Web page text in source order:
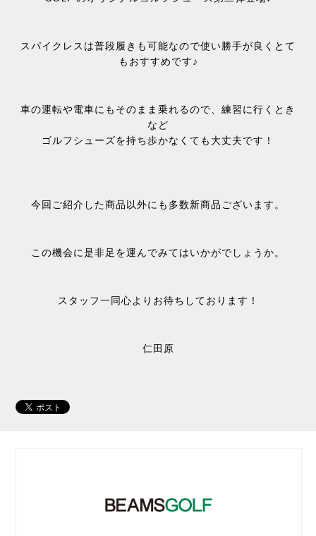
スパイクレスは普段履きも可能なので使い勝手が良くとて
もおすすめです♪
車の運転や電車にもそのまま乗れるので、練習に行くとき
など
ゴルフシューズを持ち歩かなくても大丈夫です！
今回ご紹介した商品以外にも多数新商品ございます。
この機会に是非足を運んでみてはいかがでしょうか。
スタッフ一同心よりお待ちしております！
仁田原